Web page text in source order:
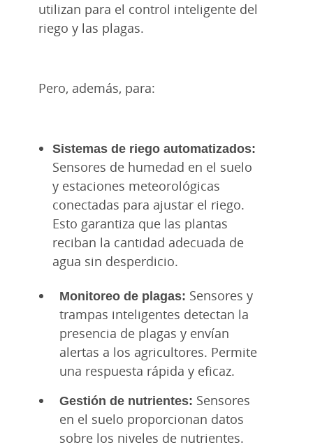
utilizan para el control inteligente del
riego y las plagas.
Pero, además, para:
Sistemas de riego automatizados:
Sensores de humedad en el suelo
y estaciones meteorológicas
conectadas para ajustar el riego.
Esto garantiza que las plantas
reciban la cantidad adecuada de
agua sin desperdicio.
Monitoreo de plagas: Sensores y
trampas inteligentes detectan la
presencia de plagas y envían
alertas a los agricultores. Permite
una respuesta rápida y eficaz.
Gestión de nutrientes: Sensores
en el suelo proporcionan datos
sobre los niveles de nutrientes.